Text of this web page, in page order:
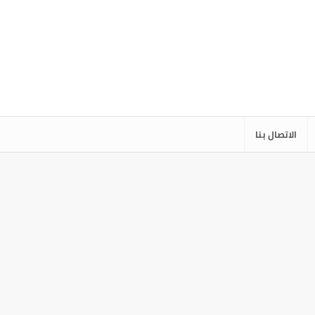
الاتصال بنا